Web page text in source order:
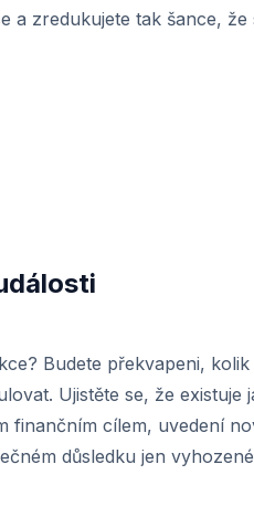
a zredukujete tak šance, že
Budete překvapeni,
Ujistěte se, že
finančním cílem, uvedení
důsledku jen